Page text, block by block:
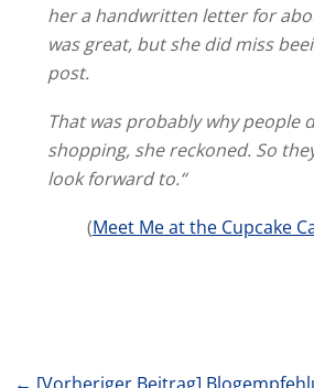
her a handwritten letter for
was great, but she did miss
post.
That was probably why people
shopping, she reckoned. So
look forward to.“
(Meet Me at the Cupcake